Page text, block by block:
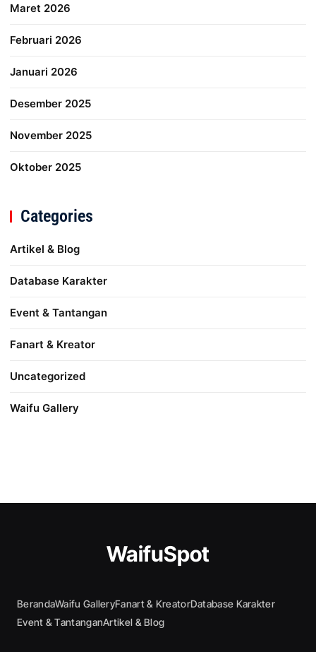
Maret 2026
Februari 2026
Januari 2026
Desember 2025
November 2025
Oktober 2025
Categories
Artikel & Blog
Database Karakter
Event & Tantangan
Fanart & Kreator
Uncategorized
Waifu Gallery
WaifuSpot
BerandaWaifu GalleryFanart & KreatorDatabase Karakter
Event & TantanganArtikel & Blog